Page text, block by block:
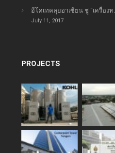
อีโคเทคลุยอาเซียน ชู “เครื่องท...
July 11, 2017
PROJECTS